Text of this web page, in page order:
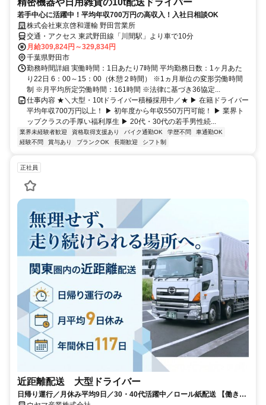
精密機器や日用雑貨の10t配送ドライバー
若手中心に活躍中！平均年収700万円の高収入！入社日相談OK
株式会社東京啓和運輸 野田営業所
交通・アクセス 東武野田線「川間駅」より車で10分
月給309,824円～329,834円
千葉県野田市
勤務時間詳細 実働時間：1日あたり7時間 平均勤務日数：1ヶ月あた
り22日 6：00～15：00（休憩２時間） ※1ヵ月単位の変形労働時間
制 ※月平均所定労働時間：161時間 ※法律に基づき36協定...
仕事内容 ★＼大型・10tドライバー積極採用中／★ ▶ 在籍ドライバー
平均年収700万円以上！ ▶ 初年度から年収550万円可能！ ▶ 業界ト
ップクラスの手厚い福利厚生 ▶ 20代・30代の若手男性続...
業界未経験者歓迎 資格取得支援あり バイク通勤OK 学歴不問
車通勤OK
経験不問
賞与あり ブランクOK 長期歓迎 シフト制
正社員
近距離配送 大型ドライバー
日帰り運行／月休み平均9日／30・40代活躍中／ロール紙配送 【働き心